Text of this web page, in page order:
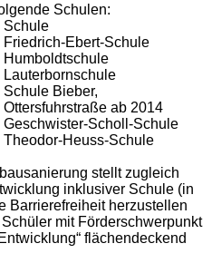
Schulen:
Schule
Friedrich-Ebert-Schule
Humboldtschule
Lauterbornschule
Schule Bieber,
Ottersfuhrstraße ab 2014
Geschwister-Scholl-Schule
Theodor-Heuss-Schule
stellt zugleich
inklusiver Schule (in
Barrierefreiheit herzustellen
mit Förderschwerpunkt
flächendeckend